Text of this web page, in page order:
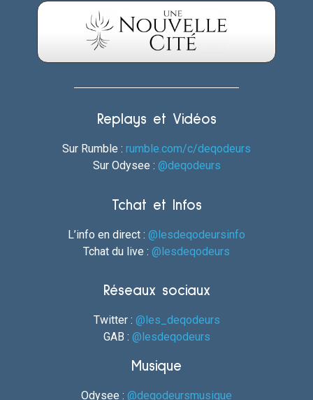
Replays et Vidéos
Sur Rumble : rumble.com/c/deqodeurs
Sur Odysee : @deqodeurs
Tchat et Infos
L’info en direct : @lesdeqodeursinfo
Tchat du live : @lesdeqodeurs
Réseaux sociaux
Twitter : @les_deqodeurs
GAB : @lesdeqodeurs
Musique
Odysee : @deqodeursmusique